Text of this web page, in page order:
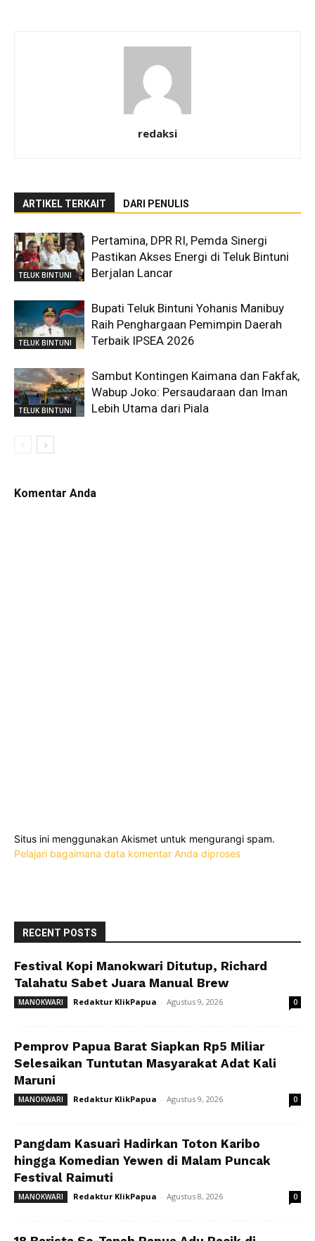
redaksi
ARTIKEL TERKAIT DARI PENULIS
TELUK BINTUNI
Pertamina, DPR RI, Pemda Sinergi
Pastikan Akses Energi di Teluk Bintuni
Berjalan Lancar
TELUK BINTUNI
Bupati Teluk Bintuni Yohanis Manibuy
Raih Penghargaan Pemimpin Daerah
Terbaik IPSEA 2026
TELUK BINTUNI
Sambut Kontingen Kaimana dan Fakfak,
Wabup Joko: Persaudaraan dan Iman
Lebih Utama dari Piala
Komentar Anda
Situs ini menggunakan Akismet untuk mengurangi spam.
Pelajari bagaimana data komentar Anda diproses
RECENT POSTS
Festival Kopi Manokwari Ditutup, Richard
Talahatu Sabet Juara Manual Brew
MANOKWARI Redaktur KlikPapua - Agustus 9, 2026 0
Pemprov Papua Barat Siapkan Rp5 Miliar
Selesaikan Tuntutan Masyarakat Adat Kali
Maruni
MANOKWARI Redaktur KlikPapua - Agustus 9, 2026 0
Pangdam Kasuari Hadirkan Toton Karibo
hingga Komedian Yewen di Malam Puncak
Festival Raimuti
MANOKWARI Redaktur KlikPapua - Agustus 8, 2026 0